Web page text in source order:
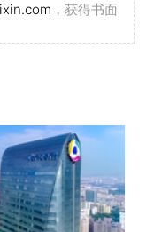
，获得书面